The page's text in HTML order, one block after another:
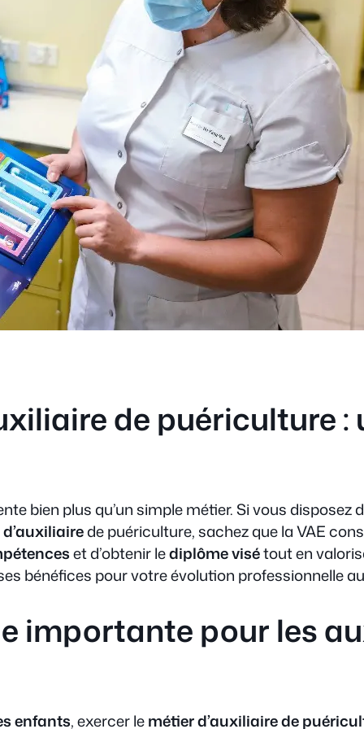
de puériculture
bien plus qu’un simple métier. Si vous disposez
de puériculture, sachez que la VAE
et d’obtenir lediplôme visétout en
bénéfices pour votre évolution professionnelle
importante pour les
enfants, exercer lemétier d’auxiliaire de